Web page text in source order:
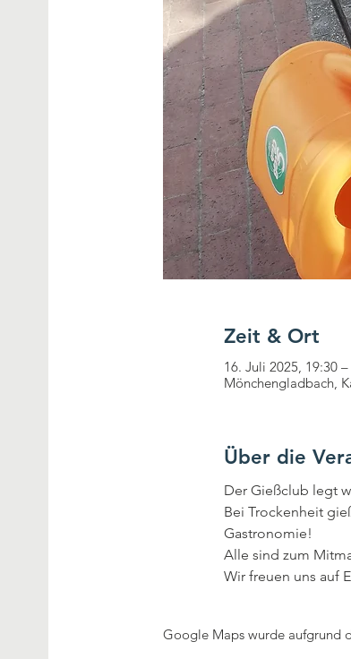
Zeit & Ort
16. Juli 2025, 19:30
Mönchengladbach,
Über die
Der Gießclub legt
Bei Trockenheit
Gastronomie!
Alle sind zum
Wir freuen uns auf
Google Maps wurde aufgrund